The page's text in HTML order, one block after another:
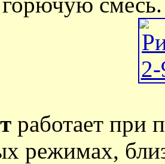
работает при
режимах,